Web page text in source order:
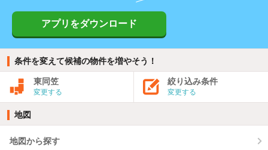
アプリをダウンロード
条件を変えて候補の物件を増やそう！
東同笠
変更する
絞り込み条件
変更する
地図
地図から探す